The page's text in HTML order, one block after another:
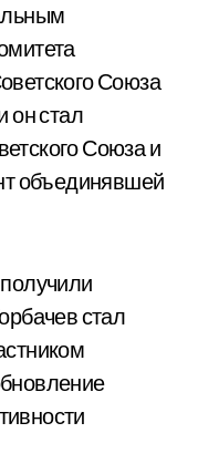
Союза
он стал
Союза и
объединявшей
стал